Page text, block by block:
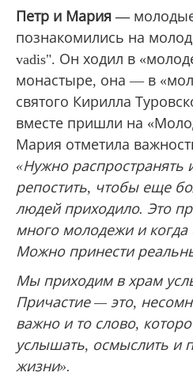
Петр и Мария —
познакомились на
vadis". Он ходил в
монастыре, она — в
святого Кирилла
вместе пришли на
Мария отметила
«Нужно
репостить, чтобы еще
людей приходило. Это
много молодежи и когда
Можно принести
Мы приходим в храм
Причастие — это,
важно и то слово,
услышать, осмыслить и
жизни».